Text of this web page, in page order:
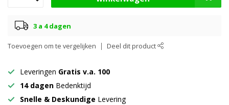
3 a 4 dagen
Toevoegen om te vergelijken Deel dit product
Leveringen Gratis v.a. 100
14 dagen Bedenktijd
Snelle & Deskundige Levering